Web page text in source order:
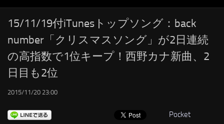
RSS
LINKS
15/11/19付iTunesトップソング：back
number「クリスマスソング」が2日連続
の高指数で1位キープ！西野カナ新曲、2
日目も2位
2015/11/20 23:00
Pocket